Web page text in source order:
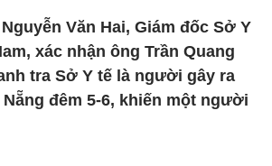
Văn Hai, Giám đốc Sở Y
xác nhận ông Trần Quang
tra Sở Y tế là người gây ra
đêm 5-6, khiến một người